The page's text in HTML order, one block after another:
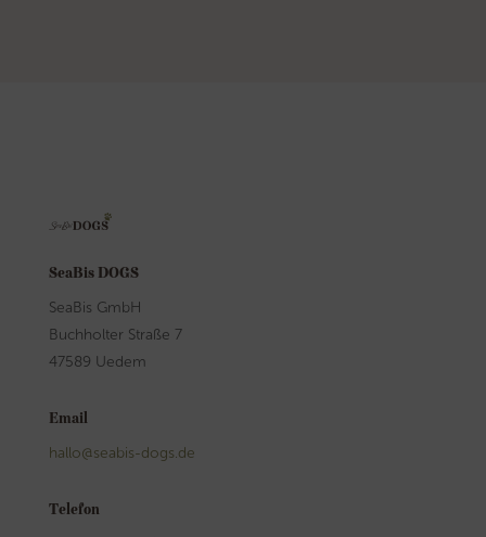
SeaBis DOGS
SeaBis GmbH
Buchholter Straße 7
47589 Uedem
Email
hallo@seabis-dogs.de
Telefon